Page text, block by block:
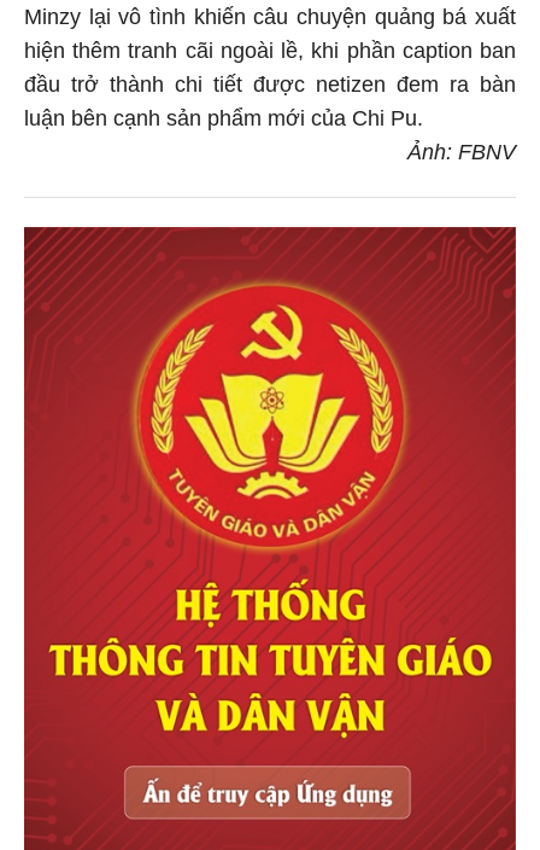
Minzy lại vô tình khiến câu chuyện quảng bá xuất
hiện thêm tranh cãi ngoài lề, khi phần caption ban
đầu trở thành chi tiết được netizen đem ra bàn
luận bên cạnh sản phẩm mới của Chi Pu.
Ảnh: FBNV